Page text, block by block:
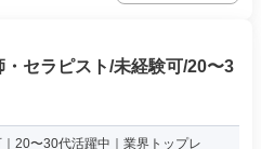
・セラピスト/未経験可/20〜3
20〜30代活躍中｜業界トップレ